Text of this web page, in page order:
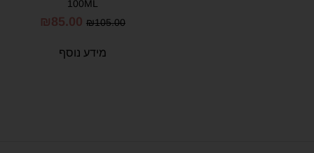
100ML
₪105.00
₪85.00
מידע נוסף